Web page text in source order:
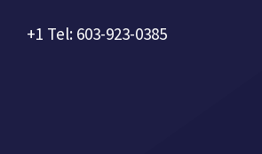
+1 Tel: 603-923-0385